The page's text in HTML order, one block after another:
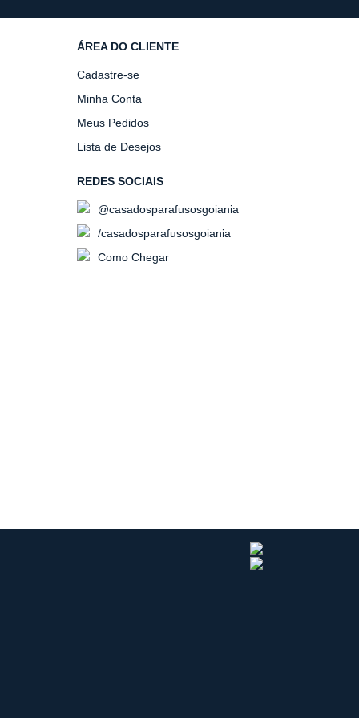
ÁREA DO CLIENTE
Cadastre-se
Minha Conta
Meus Pedidos
Lista de Desejos
REDES SOCIAIS
@casadosparafusosgoiania
/casadosparafusosgoiania
Como Chegar